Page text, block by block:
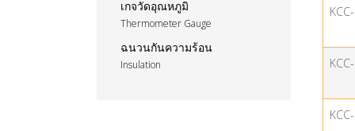
เกจวัดอุณหภูมิ
Thermometer Gauge
ฉนวนกันความร้อน
Insulation